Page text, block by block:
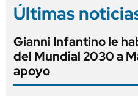
Últimas
Gianni Infantino le
del Mundial 2030 a
apoyo